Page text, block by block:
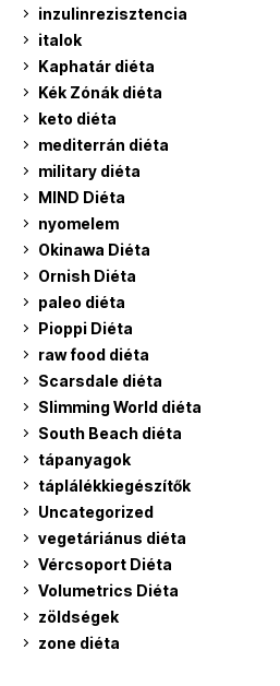
inzulinrezisztencia
italok
Kaphatár diéta
Kék Zónák diéta
keto diéta
mediterrán diéta
military diéta
MIND Diéta
nyomelem
Okinawa Diéta
Ornish Diéta
paleo diéta
Pioppi Diéta
raw food diéta
Scarsdale diéta
Slimming World diéta
South Beach diéta
tápanyagok
táplálékkiegészítők
Uncategorized
vegetáriánus diéta
Vércsoport Diéta
Volumetrics Diéta
zöldségek
zone diéta